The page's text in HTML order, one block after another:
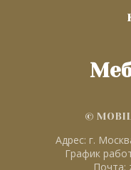
©
Адрес: г.
График
Почта: